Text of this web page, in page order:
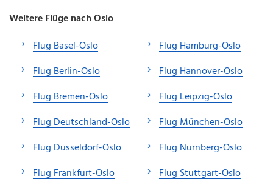
Weitere Flüge nach Oslo
Flug Basel-Oslo
Flug Berlin-Oslo
Flug Bremen-Oslo
Flug Deutschland-Oslo
Flug Düsseldorf-Oslo
Flug Frankfurt-Oslo
Flug Hamburg-Oslo
Flug Hannover-Oslo
Flug Leipzig-Oslo
Flug München-Oslo
Flug Nürnberg-Oslo
Flug Stuttgart-Oslo